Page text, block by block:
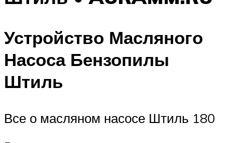
Устройство Масляного
Насоса Бензопилы
Штиль
Все о масляном насосе Штиль 180